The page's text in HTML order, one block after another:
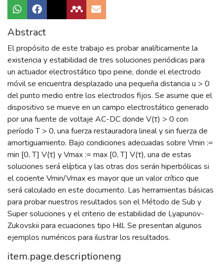
Abstract
El propósito de este trabajo es probar analíticamente la
existencia y estabilidad de tres soluciones periódicas para
un actuador electrostático tipo peine, donde el electrodo
móvil se encuentra desplazado una pequeña distancia u > 0
del punto medio entre los electrodos fijos. Se asume que el
dispositivo se mueve en un campo electrostático generado
por una fuente de voltaje AC-DC donde V(τ) > 0 con
período T > 0, una fuerza restauradora lineal y sin fuerza de
amortiguamiento. Bajo condiciones adecuadas sobre Vmin :=
min [0, T] V(τ) y Vmax := max [0, T] V(τ), una de estas
soluciones será elíptica y las otras dos serán hiperbólicas si
el cociente Vmin/Vmax es mayor que un valor crítico que
será calculado en este documento. Las herramientas básicas
para probar nuestros resultados son el Método de Sub y
Super soluciones y el criterio de estabilidad de Lyapunov-
Zukovskii para ecuaciones tipo Hill. Se presentan algunos
ejemplos numéricos para ilustrar los resultados.
item.page.descriptioneng